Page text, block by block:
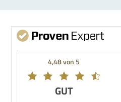
4,48 von 5
GUT